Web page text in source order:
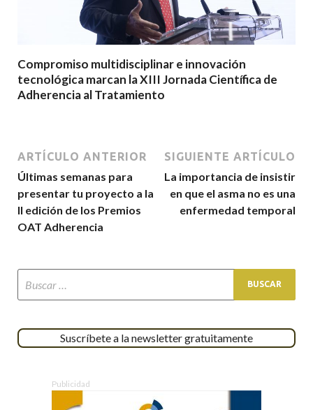
Compromiso multidisciplinar e innovación
tecnológica marcan la XIII Jornada Científica de
Adherencia al Tratamiento
ARTÍCULO ANTERIOR
Últimas semanas para
presentar tu proyecto a la
II edición de los Premios
OAT Adherencia
SIGUIENTE ARTÍCULO
La importancia de insistir
en que el asma no es una
enfermedad temporal
Suscríbete a la newsletter gratuitamente
Publicidad